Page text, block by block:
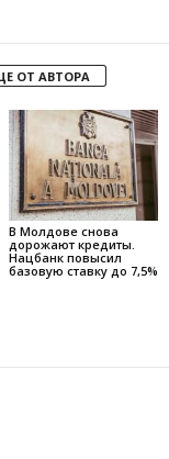
ОТ АВТОРА
В Молдове снова
дорожают кредиты.
Нацбанк повысил
базовую ставку до 7,5%